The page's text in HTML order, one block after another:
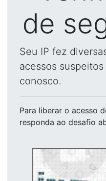
de
Seu IP fez
acessos
conosco.
Para liberar o acesso
responda ao desafio